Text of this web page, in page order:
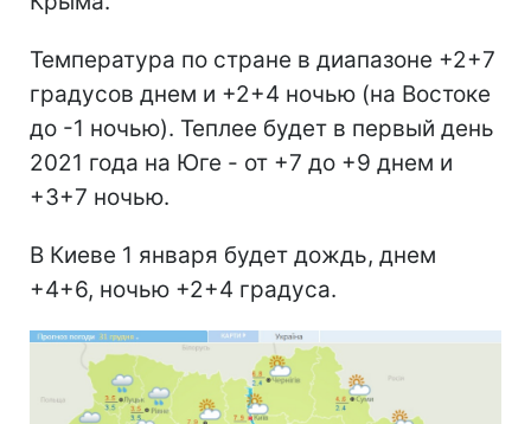
Температура по стране в диапазоне +2+7
градусов днем и +2+4 ночью (на Востоке
до -1 ночью). Теплее будет в первый день
2021 года на Юге - от +7 до +9 днем и
+3+7 ночью.
В Киеве 1 января будет дождь, днем
+4+6, ночью +2+4 градуса.